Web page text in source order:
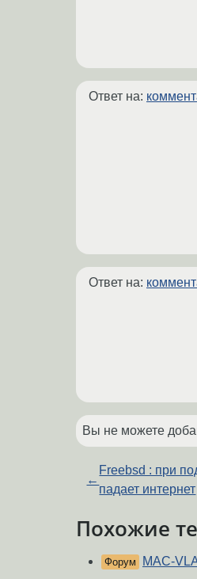
Ответ на:
Ответ на:
Вы не можете
←
Freebsd : при
падает интернет
Похожие
Форум MAC-